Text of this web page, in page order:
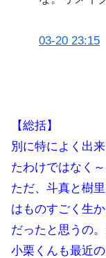
03-20 23:15
【総括】
別に特によく出
たわけではなく
ただ、斗真と樹
はものすごく生
だったと思うの
小栗くんも最近